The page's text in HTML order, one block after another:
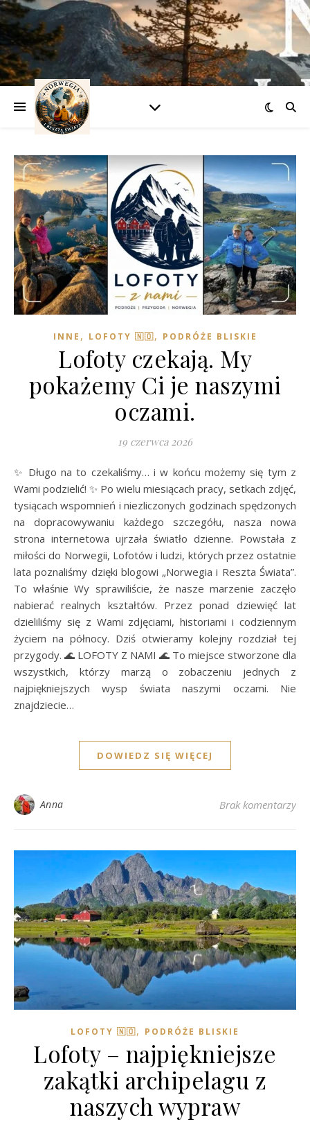
INNE , LOFOTY 🇳🇴, PODRÓŻE BLISKIE
Lofoty czekają. My
pokażemy Ci je naszymi
oczami.
19 czerwca 2026
✨ Długo na to czekaliśmy… i w końcu możemy się tym z
Wami podzielić! ✨ Po wielu miesiącach pracy, setkach zdjęć,
tysiącach wspomnień i niezliczonych godzinach spędzonych
na dopracowywaniu każdego szczegółu, nasza nowa
strona internetowa ujrzała światło dzienne. Powstała z
miłości do Norwegii, Lofotów i ludzi, których przez ostatnie
lata poznaliśmy dzięki blogowi „Norwegia i Reszta Świata”.
To właśnie Wy sprawiliście, że nasze marzenie zaczęło
nabierać realnych kształtów. Przez ponad dziewięć lat
dzieliliśmy się z Wami zdjęciami, historiami i codziennym
życiem na północy. Dziś otwieramy kolejny rozdział tej
przygody. 🌊 LOFOTY Z NAMI 🌊 To miejsce stworzone dla
wszystkich, którzy marzą o zobaczeniu jednych z
najpiękniejszych wysp świata naszymi oczami. Nie
znajdziecie…
DOWIEDZ SIĘ WIĘCEJ
Anna Brak komentarzy
LOFOTY 🇳🇴, PODRÓŻE BLISKIE
Lofoty – najpiękniejsze
zakątki archipelagu z
naszych wypraw